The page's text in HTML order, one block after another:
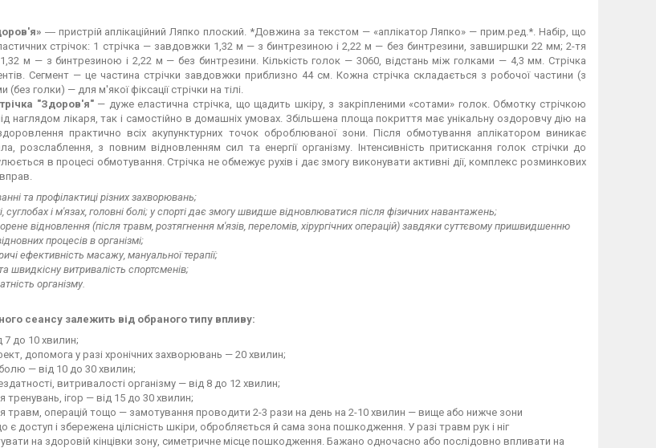
― пристрій аплікаційний Ляпко плоский. *Довжина за текстом — «аплікатор Ляпко» — прим.ред.*. Набір, що
стрічок: 1 стрічка — завдовжки 1,32 м — з бинтрезиною і 2,22 м — без бинтрезини, завширшки 22 мм; 2-тя
м — з бинтрезиною і 2,22 м — без бинтрезини. Кількість голок — 3060, відстань між голками — 4,3 мм. Стрічка
Сегмент — це частина стрічки завдовжки приблизно 44 см. Кожна стрічка складається з робочої частини (з
(без голки) — для м'якої фіксації стрічки на тілі.
"Здоров'я"— дуже еластична стрічка, що щадить шкіру, з закріпленими «сотами» голок. Обмотку стрічкою
наглядом лікаря, так і самостійно в домашніх умовах. Збільшена площа покриття має унікальну оздоровчу дію на
практично всіх акупунктурних точок оброблюваної зони. Після обмотування аплікатором виникає
розслаблення, з повним відновленням сил та енергії організму. Інтенсивність притискання голок стрічки до
в процесі обмотування. Стрічка не обмежує рухів і дає змогу виконувати активні дії, комплекс розминкових
та профілактиці різних захворювань;
суглобах і м'язах, головні болі; у спорті дає змогу швидше відновлюватися після фізичних навантажень;
відновлення (після травм, розтягнення м'язів, переломів, хірургічних операцій) завдяки суттєвому пришвидшенню
процесів в організмі;
ефективність масажу, мануальної терапії;
швидкісну витривалість спортсменів;
організму.
сеансу залежить від обраного типу впливу:
7 до 10 хвилин;
допомога у разі хронічних захворювань — 20 хвилин;
— від 10 до 30 хвилин;
витривалості організму — від 8 до 12 хвилин;
тренувань, ігор — від 15 до 30 хвилин;
травм, операцій тощо — замотування проводити 2-3 рази на день на 2-10 хвилин — вище або нижче зони
доступ і збережена цілісність шкіри, обробляється й сама зона пошкодження. У разі травм рук і ніг
на здоровій кінцівки зону, симетричне місце пошкодження. Бажано одночасно або послідовно впливати на